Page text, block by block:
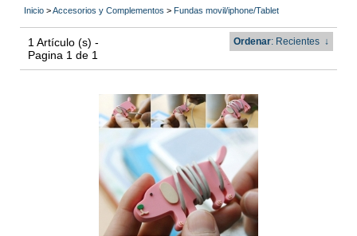
Inicio >Accesorios y Complementos > Fundas movil/iphone/Tablet
1 Artículo (s) -
Pagina 1 de 1
Ordenar: Recientes↓